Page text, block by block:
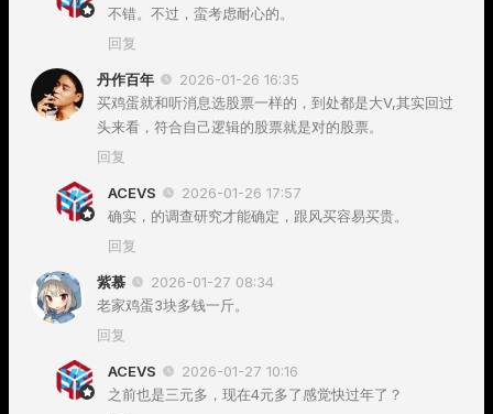
不错。不过，蛮考虑耐心的。
回复
丹作百年
2026-01-26 16:35
买鸡蛋就和听消息选股票一样的，到处都是大V,其实回过
头来看，符合自己逻辑的股票就是对的股票。
回复
ACEVS
2026-01-26 17:57
确实，的调查研究才能确定，跟风买容易买贵。
回复
紫慕
2026-01-27 08:34
老家鸡蛋3块多钱一斤。
回复
ACEVS
2026-01-27 10:16
之前也是三元多，现在4元多了感觉快过年了？